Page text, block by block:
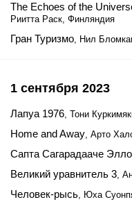
The Echoes of the
Риитта Раск, Финляндия
Гран Туризмо, Нил
1 сентября 2023
Лапуа 1976, Тони
Home and Away, Арто
Сапта Сагарадааче Элло
Великий уравнитель 3,
Человек-рысь, Юха